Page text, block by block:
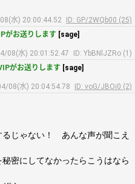
水) 20:00:44.52
ID: GP/2WQb00 (25)
がお送りします [sage]
08(水) 20:01:52.47
ID: YbBNlJZRo (1)
がお送りします [sage]
08(水) 20:04:54.78
ID: voG/JBOi0 (2)
じゃない！ あんな声が聞こえ
密にしてなかったらこうはなら